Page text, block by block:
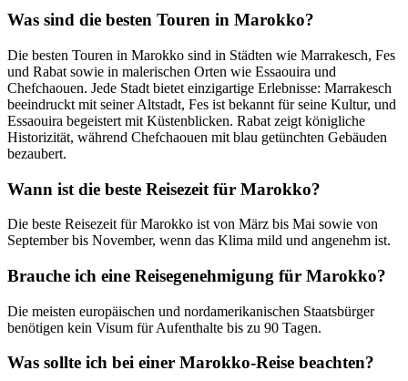
Was sind die besten Touren in Marokko?
Die besten Touren in Marokko sind in Städten wie Marrakesch, Fes
und Rabat sowie in malerischen Orten wie Essaouira und
Chefchaouen. Jede Stadt bietet einzigartige Erlebnisse: Marrakesch
beeindruckt mit seiner Altstadt, Fes ist bekannt für seine Kultur, und
Essaouira begeistert mit Küstenblicken. Rabat zeigt königliche
Historizität, während Chefchaouen mit blau getünchten Gebäuden
bezaubert.
Wann ist die beste Reisezeit für Marokko?
Die beste Reisezeit für Marokko ist von März bis Mai sowie von
September bis November, wenn das Klima mild und angenehm ist.
Brauche ich eine Reisegenehmigung für Marokko?
Die meisten europäischen und nordamerikanischen Staatsbürger
benötigen kein Visum für Aufenthalte bis zu 90 Tagen.
Was sollte ich bei einer Marokko-Reise beachten?